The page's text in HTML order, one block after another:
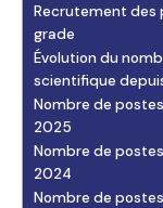
Recrutement des
grade
Évolution du
scientifique
Nombre de
2025
Nombre de
2024
Nombre de